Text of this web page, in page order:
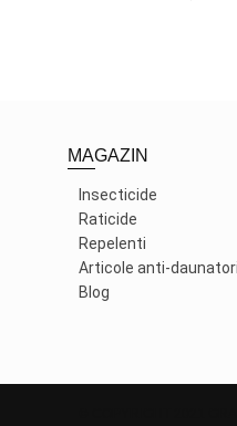
MAGAZIN
Insecticide
Raticide
Repelenti
Articole anti-daunatori
Blog